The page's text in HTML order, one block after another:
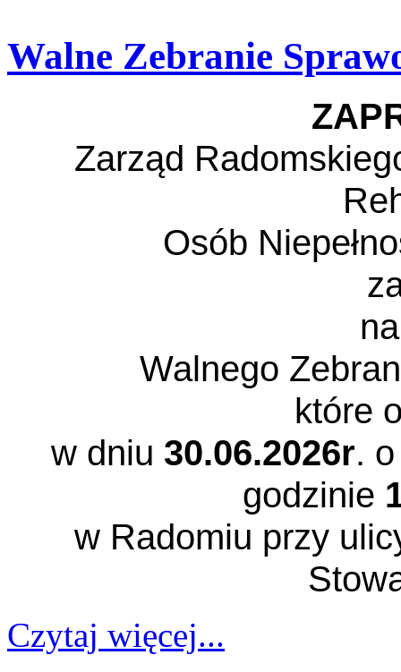
Walne Zebranie
Zarząd
Osób
Walnego
które
w dniu 30.06.2026r.
godzinie
w Radomiu przy
Czytaj więcej...